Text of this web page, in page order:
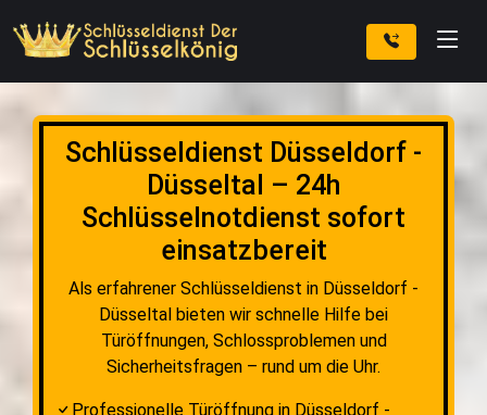
Schlüsseldienst Düsseldorf -
Düsseltal – 24h
Schlüsselnotdienst sofort
einsatzbereit
Als erfahrener Schlüsseldienst in Düsseldorf -
Düsseltal bieten wir schnelle Hilfe bei
Türöffnungen, Schlossproblemen und
Sicherheitsfragen – rund um die Uhr.
Professionelle Türöffnung in Düsseldorf -